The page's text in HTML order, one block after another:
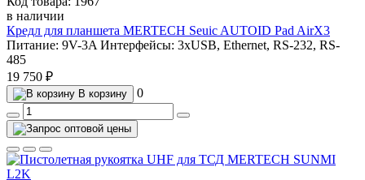
в наличии
Кредл для планшета MERTECH Seuic AUTOID Pad AirX3
Питание: 9V-3A Интерфейсы: 3хUSB, Ethernet, RS-232, RS-
485
19 750 ₽
В корзину 0